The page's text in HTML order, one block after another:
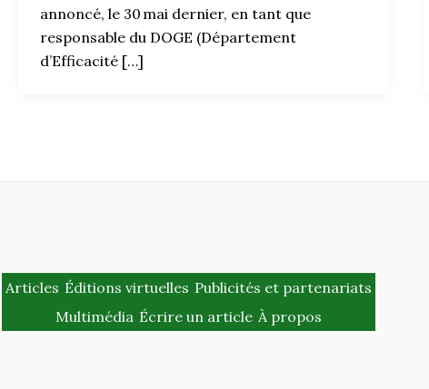
annoncé, le 30 mai dernier, en tant que
responsable du DOGE (Département
d’Efficacité […]
Articles Éditions virtuelles Publicités et partenariats
Multimédia Écrire un article À propos